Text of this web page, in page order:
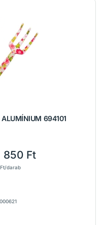
ALUMÍNIUM 694101
850 Ft
darab